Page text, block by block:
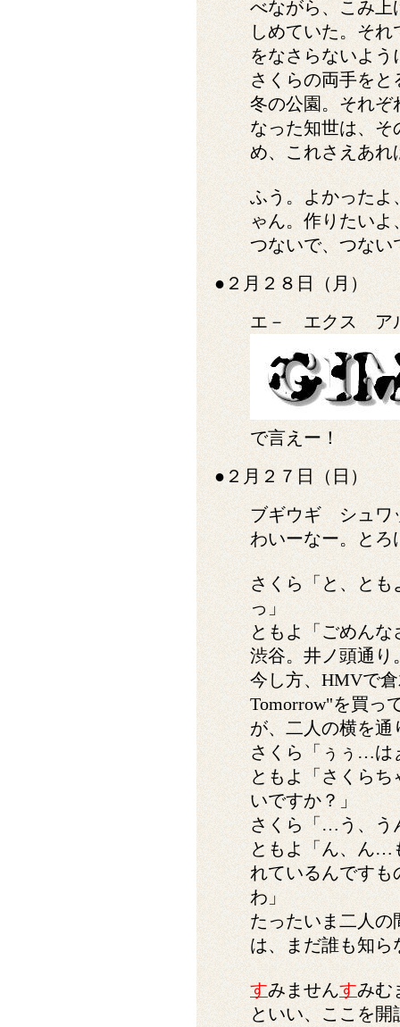
べながら、こみ上
しめていた。そ
をなさらないよ
さくらの両手を
冬の公園。それぞ
なった知世は、
め、これさえあれ
ふう。よかったよ
ゃん。作りたい
つないで、つな
●２月２８日（月）
エ－ エクス ア
で言えー！
●２月２７日（日）
ブギウギ シュ
わいーなー。とろ
さくら「と、と
っ」
ともよ「ごめん
渋谷。井ノ頭通り
今し方、HMVで
Tomorrow"を買っ
が、二人の横を通
さくら「ぅぅ…
ともよ「さくら
いですか？」
さくら「…う、う
ともよ「ん、ん…
れているんです
わ」
たったいま二人
は、まだ誰も知ら
すみませんすみむ
といい、ここを